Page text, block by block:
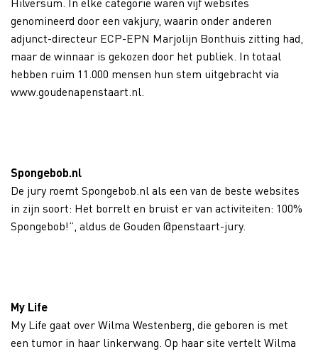
genomineerd door een vakjury, waarin onder anderen
adjunct-directeur ECP-EPN Marjolijn Bonthuis zitting had,
maar de winnaar is gekozen door het publiek. In totaal
hebben ruim 11.000 mensen hun stem uitgebracht via
www.goudenapenstaart.nl.
Spongebob.nl
De jury roemt Spongebob.nl als een van de beste websites
in zijn soort: Het borrelt en bruist er van activiteiten: 100%
Spongebob!”, aldus de Gouden @penstaart-jury.
My Life
My Life gaat over Wilma Westenberg, die geboren is met
een tumor in haar linkerwang. Op haar site vertelt Wilma